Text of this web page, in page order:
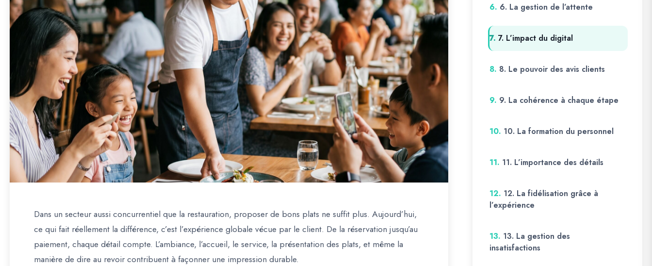
Dans un secteur aussi concurrentiel que la restauration, proposer de bons plats ne suffit plus. Aujourd’hui,
ce qui fait réellement la différence, c’est l’expérience globale vécue par le client. De la réservation jusqu’au
paiement, chaque détail compte. L’ambiance, l’accueil, le service, la présentation des plats, et même la
manière de dire au revoir contribuent à façonner une impression durable.
6. 6. La gestion de l’attente
7. 7. L’impact du digital
8. 8. Le pouvoir des avis clients
9. 9. La cohérence à chaque étape
10. 10. La formation du personnel
11. 11. L’importance des détails
12. 12. La fidélisation grâce à
l’expérience
13. 13. La gestion des
insatisfactions